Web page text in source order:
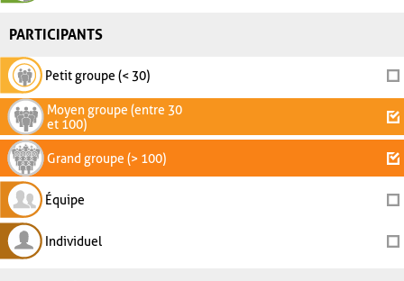
PARTICIPANTS
Petit groupe (< 30)
Moyen groupe (entre 30
et 100)
Grand groupe (> 100)
Équipe
Individuel